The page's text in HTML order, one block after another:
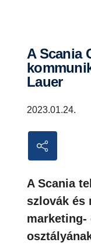
A Scania CER új marketing- és
Lauer
2023.01.24.
A Scania
szlovák és
marketing-